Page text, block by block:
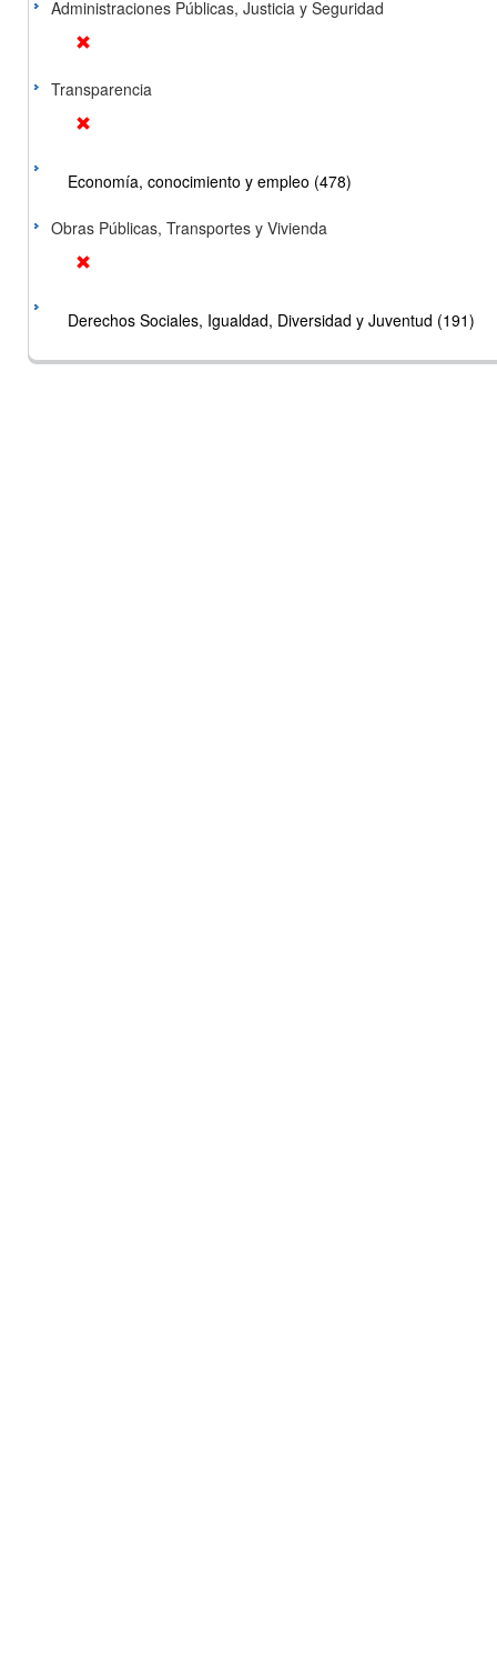
Administraciones Públicas, Justicia y Seguridad
Transparencia
Economía, conocimiento y empleo (478)
Obras Públicas, Transportes y Vivienda
Derechos Sociales, Igualdad, Diversidad y Juventud (191)